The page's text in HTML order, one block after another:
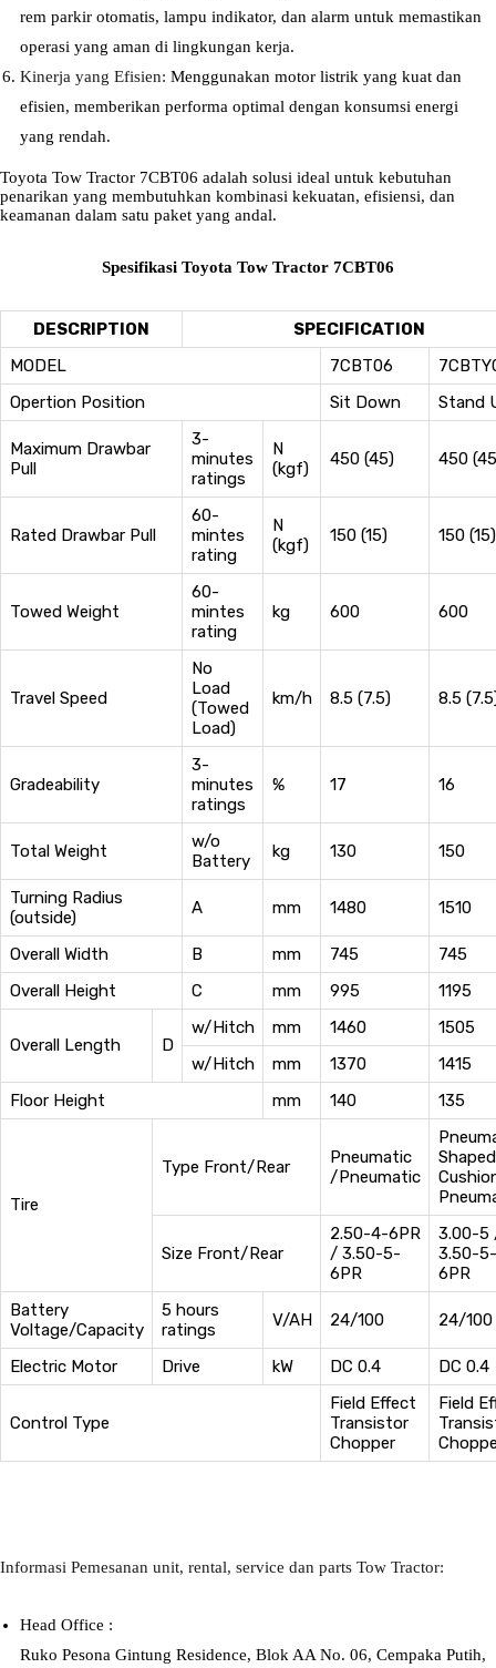
rem parkir otomatis, lampu indikator, dan alarm untuk memastikan
operasi yang aman di lingkungan kerja.
Kinerja yang Efisien: Menggunakan motor listrik yang kuat dan
efisien, memberikan performa optimal dengan konsumsi energi
yang rendah.
Toyota Tow Tractor 7CBT06 adalah solusi ideal untuk kebutuhan
penarikan yang membutuhkan kombinasi kekuatan, efisiensi, dan
keamanan dalam satu paket yang andal.
Spesifikasi Toyota Tow Tractor 7CBT06
DESCRIPTION
SPECIFICATION
MODEL
7CBT06
Opertion Position
Sit Down Stand
Maximum Drawbar
Pull
3-
minutes
ratings
N
(kgf)
450 (45) 450
Rated Drawbar Pull
60-
mintes
rating
N
(kgf)
150 (15) 150 (15)
Towed Weight
60-
mintes
rating
kg 600 600
Travel Speed
No
Load
(Towed
Load)
km/h 8.5 (7.5) 8.5
Gradeability
3-
minutes
ratings
% 17 16
Total Weight
w/o
Battery
kg 130 150
Turning Radius
(outside)
A mm 1480 1510
Overall Width B mm 745
745
Overall Height
C mm 995 1195
Overall Length D
w/Hitch mm 1460
1505
w/Hitch
mm 1370
1415
Floor Height
mm 140 135
Tire
Type Front/Rear
Pneumatic
/Pneumatic
Shaped
Size Front/Rear
2.50-4-6PR
/ 3.50-5-
6PR
3.00-5
3.50-5-
6PR
Battery
Voltage/Capacity
5 hours
ratings
V/AH 24/100 24/100
Electric Motor Drive kW DC 0.4 DC 0.4
Control Type
Field Effect
Transistor
Chopper
Field
Informasi Pemesanan unit, rental, service dan parts Tow Tractor:
Head Office :
Ruko Pesona Gintung Residence, Blok AA No. 06, Cempaka Putih,